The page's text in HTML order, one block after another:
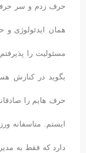
حرف زدم و سر حرفم
بگوید در کنارش
حرف هایم را
ایستم. متاسفانه
دارد که فقط به